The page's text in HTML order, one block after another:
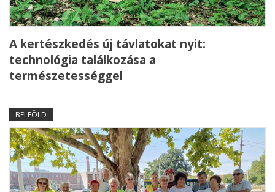
A kertészkedés új távlatokat nyit:
technológia találkozása a
természetességgel
BELFÖLD